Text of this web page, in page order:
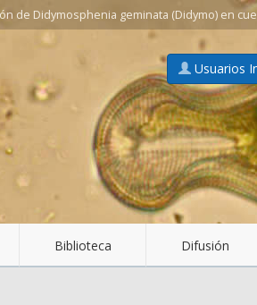
de Didymosphenia geminata (Didymo) en
Usuarios
Biblioteca Difusión